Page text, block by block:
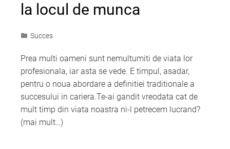
la locul de munca
Succes
Prea multi oameni sunt nemultumiti de viata lor
profesionala, iar asta se vede. E timpul, asadar,
pentru o noua abordare a definitiei traditionale a
succesului in cariera.Te-ai gandit vreodata cat de
mult timp din viata noastra ni-l petrecem lucrand?
(mai mult…)